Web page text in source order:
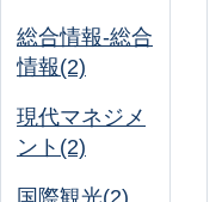
総合情報-総合
情報(2)
現代マネジメ
ント(2)
国際観光(2)